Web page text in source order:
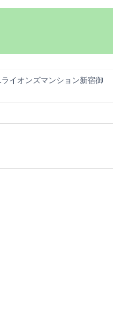
イオンズマンション新宿御